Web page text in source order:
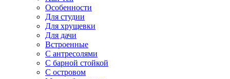
Особенности
Для студии
Для хрущевки
Для дачи
Встроенные
С антресолями
С барной стойкой
С островом